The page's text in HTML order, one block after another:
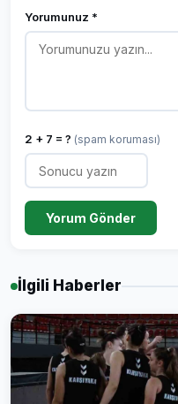
Yorumunuz *
2 + 7 = ? (spam koruması)
Yorum Gönder
İlgili Haberler